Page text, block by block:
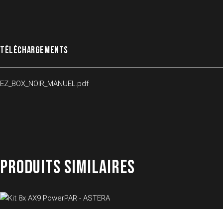
TÉLÉCHARGEMENTS
EZ_BOX_NOIR_MANUEL.pdf
PRODUITS SIMILAIRES